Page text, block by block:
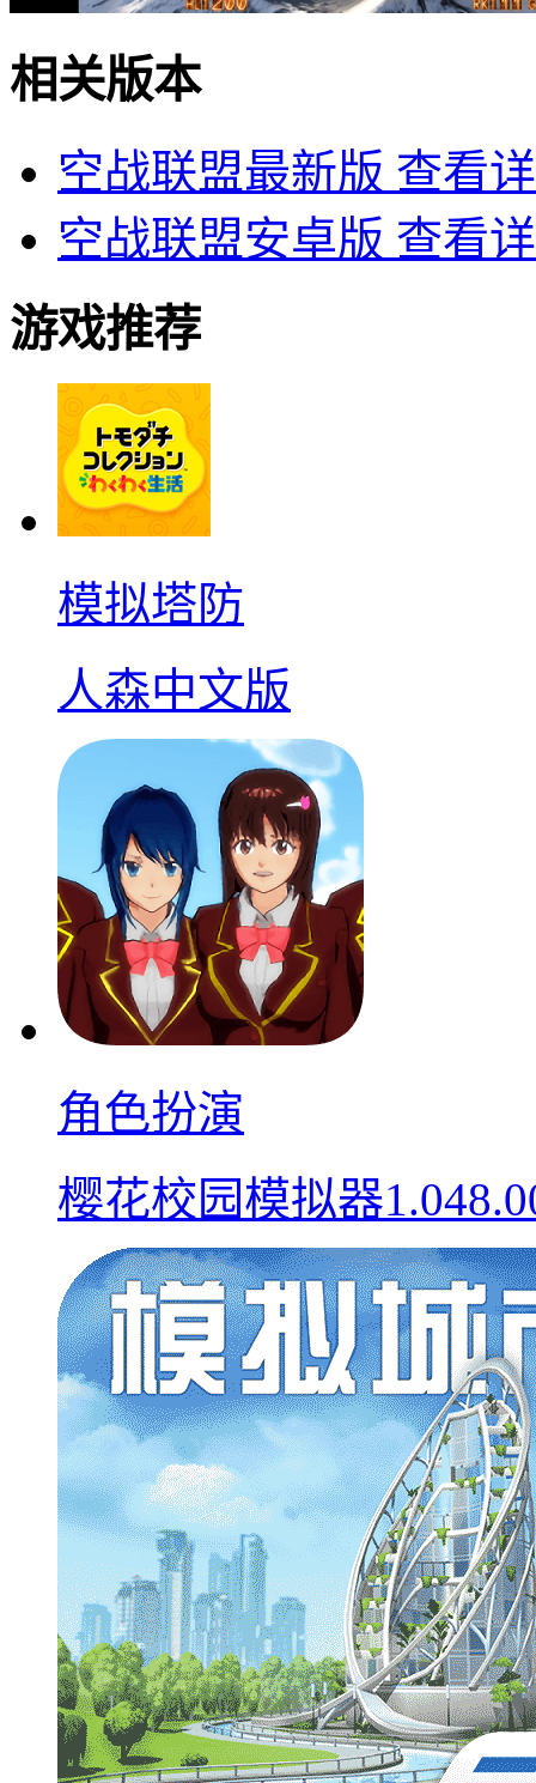
相关版本
空战联盟最新版 查看
空战联盟安卓版 查看
游戏推荐
模拟塔防
人森中文版
角色扮演
樱花校园模拟器